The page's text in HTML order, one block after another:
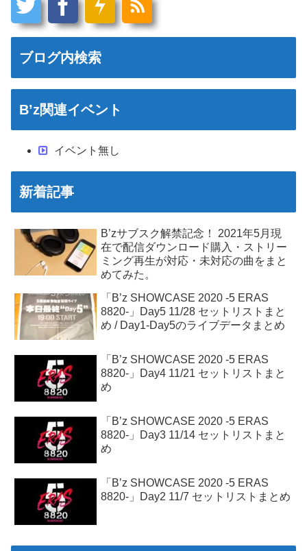
ブログ内検索
B’z関連イベント
イベント無し
新着記事
B’zサブスク解禁記念！ 2021年5月現
在で配信ダウンロード購入・ストリー
ミング再生が対応・未対応の曲をまと
めてみた。
「B’z SHOWCASE 2020 -5 ERAS
8820-」Day5 11/28 セットリストまと
め / Day1-Day5のライブデータまとめ
「B’z SHOWCASE 2020 -5 ERAS
8820-」Day4 11/21 セットリストまと
め
「B’z SHOWCASE 2020 -5 ERAS
8820-」Day3 11/14 セットリストまと
め
「B’z SHOWCASE 2020 -5 ERAS
8820-」Day2 11/7 セットリストまとめ